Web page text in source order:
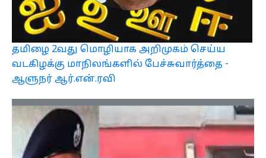
தமிழை 2வது மொழியாக அறிமுகம் செய்ய
வடகிழக்கு மாநிலங்களில் பேச்சுவார்த்தை -
ஆளுநர் ஆர்.என்.ரவி